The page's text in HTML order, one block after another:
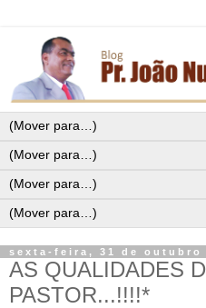
sexta-feira, 31 de outubro
AS QUALIDADES
PASTOR...!!!!*